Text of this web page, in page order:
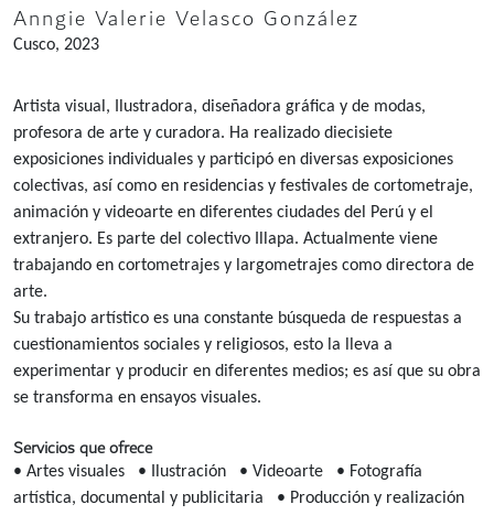
Anngie Valerie Velasco González
Cusco, 2023
Artista visual, Ilustradora, diseñadora gráfica y de modas,
profesora de arte y curadora. Ha realizado diecisiete
exposiciones individuales y participó en diversas exposiciones
colectivas, así como en residencias y festivales de cortometraje,
animación y videoarte en diferentes ciudades del Perú y el
extranjero. Es parte del colectivo Illapa. Actualmente viene
trabajando en cortometrajes y largometrajes como directora de
arte.
Su trabajo artístico es una constante búsqueda de respuestas a
cuestionamientos sociales y religiosos, esto la lleva a
experimentar y producir en diferentes medios; es así que su obra
se transforma en ensayos visuales.
Servicios que ofrece
• Artes visuales • Ilustración • Videoarte
• Fotografía
artística, documental y publicitaria
• Producción y realización